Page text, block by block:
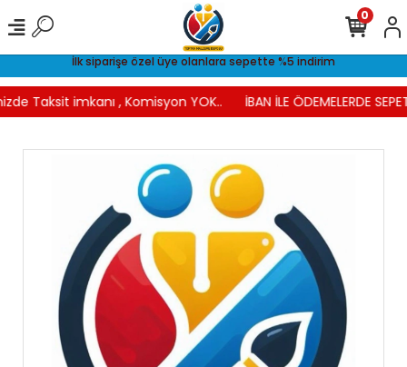
İlk siparişe özel üye olanlara sepette %5 indirim
Taksit imkanı , Komisyon YOK.. İBAN İLE ÖDEMELERDE
0